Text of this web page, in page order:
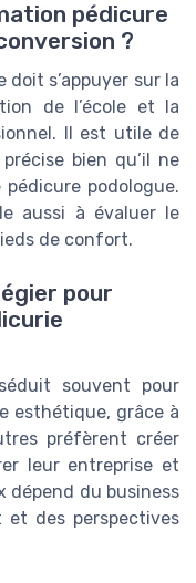
pédicure
?
s’appuyer sur la
de l’école et la
Il est utile de
bien qu’il ne
podologue.
aussi à évaluer le
de confort.
pour
souvent pour
esthétique, grâce à
préfèrent créer
leur entreprise et
dépend du business
et des perspectives